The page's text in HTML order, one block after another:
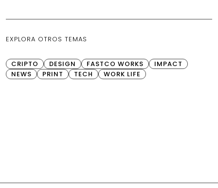
EXPLORA OTROS TEMAS
CRIPTO DESIGN FASTCO WORKS
IMPACT
NEWS
PRINT TECH WORK LIFE